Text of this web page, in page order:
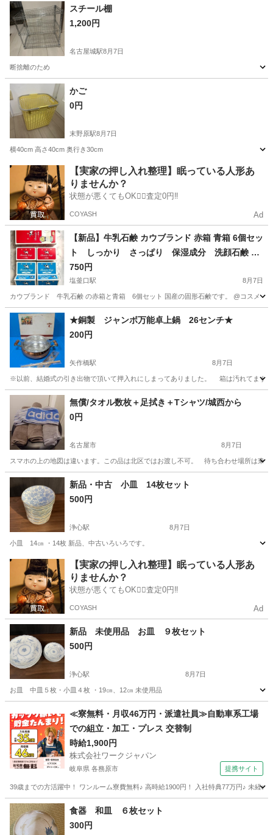
スチール棚
1,200円
名古屋城駅8月7日
断捨離のため
愛知 名古屋市 かご
0円
末野原駅8月7日
横40cm 高さ40cm 奥行き30cm
愛知 豊田市 末野原駅 生活雑貨
【実家の押し入れ整理】眠っている人形あ
りませんか？
状態が悪くてもOK🙆‍♀️査定0円‼️
COYASH Ad
【新品】牛乳石鹸 カウブランド 赤箱 青箱 6個セッ
ト しっかり さっぱり 保湿成分 洗顔石鹸 ボ
ディソープ 肌に優しい
750円
塩釜口駅 8月7日
カウブランド 牛乳石鹸 の赤箱と青箱 6個セット 国産の固形石鹸です。 @コスメ
愛知 名古屋市 塩釜口駅 家庭用品 石鹸
★銅製 ジャンボ万能卓上鍋 26センチ★
200円
矢作橋駅 8月7日
※以前、結婚式の引き出物で頂いて押入れにしまってありました。 箱は汚れてます
愛知 岡崎市 矢作橋駅 調理器具 押入れ
無償/タオル数枚＋足拭き＋Tシャツ/城西から
0円
名古屋市 8月7日
スマホの上の地図は違います。この品は北区ではお渡し不可。 待ち合わせ場所は東
愛知 名古屋市 家庭用品 タオル
新品・中古 小皿 14枚セット
500円
浄心駅 8月7日
小皿 14㎝ ・14枚 新品、中古いろいろです。
愛知 名古屋市 浄心駅 食器 小皿
【実家の押し入れ整理】眠っている人形あ
りませんか？
状態が悪くてもOK🙆‍♀️査定0円‼️
COYASH Ad
新品 未使用品 お皿 ９枚セット
500円
浄心駅 8月7日
お皿 中皿５枚・小皿４枚 ・19㎝、12㎝ 未使用品
浄心駅 食器 小皿
≪寮無料・月収46万円・派遣社員≫自動車系工場
での組立・加工・プレス 交替制
時給1,900円
株式会社ワークジャパン
岐阜県 各務原市 提携サイト
39歳までの方活躍中！ ワンルーム寮費無料♪ 高時給1900円！ 入社特典77万円♪ 未経
岐阜 各務原市 その他
食器 和皿 ６枚セット
300円